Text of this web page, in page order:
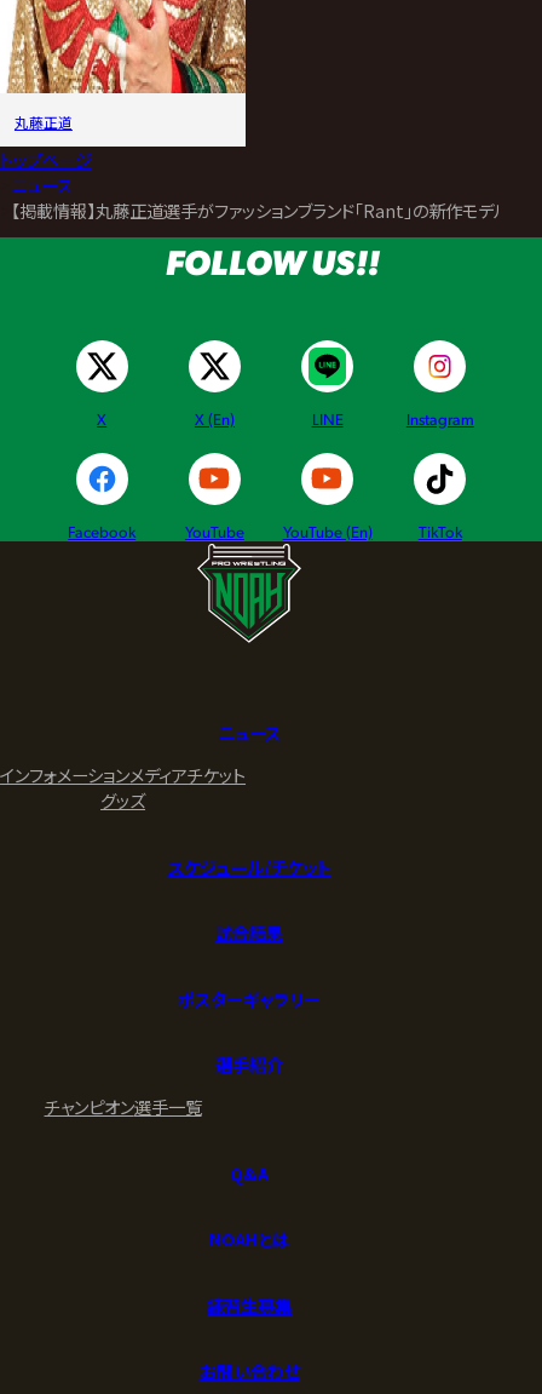
丸藤正道
トップページ
ニュース
【掲載情報】丸藤正道選手がファッションブランド「Rant」の新作モデルとし
FOLLOW US!!
X X (En) LINE Instagram
Facebook YouTube YouTube (En) TikTok
ニュース
インフォメーションメディアチケット
グッズ
スケジュール/チケット
試合結果
ポスターギャラリー
選手紹介
チャンピオン選手一覧
Q&A
NOAHとは
練習生募集
お問い合わせ